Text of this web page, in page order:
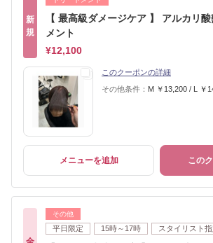
新
規
【 最高級ダメージケア 】 アルカリ
メント
¥12,100
このクーポンの詳細
その他条件： M ￥13,200 / L ￥
メニューを追加 この
その他
平日限定 15時～17時 スタイリスト指